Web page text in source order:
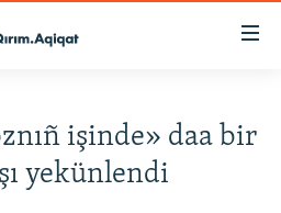
işinde» daa bir
yekünlendi